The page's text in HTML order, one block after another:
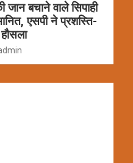
जान बचाने वाले सिपाही
एसपी ने प्रशस्ति-